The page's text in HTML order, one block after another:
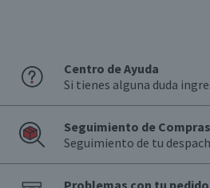
Centro de Ayuda
Si tienes alguna duda
Seguimiento de Compras
Seguimiento de tu
Problemas con tu pedido